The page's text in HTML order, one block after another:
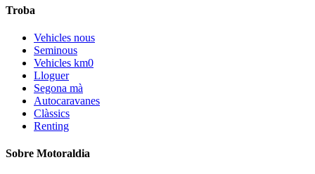
Troba
Vehicles nous
Seminous
Vehicles km0
Lloguer
Segona mà
Autocaravanes
Clàssics
Renting
Sobre Motoraldia